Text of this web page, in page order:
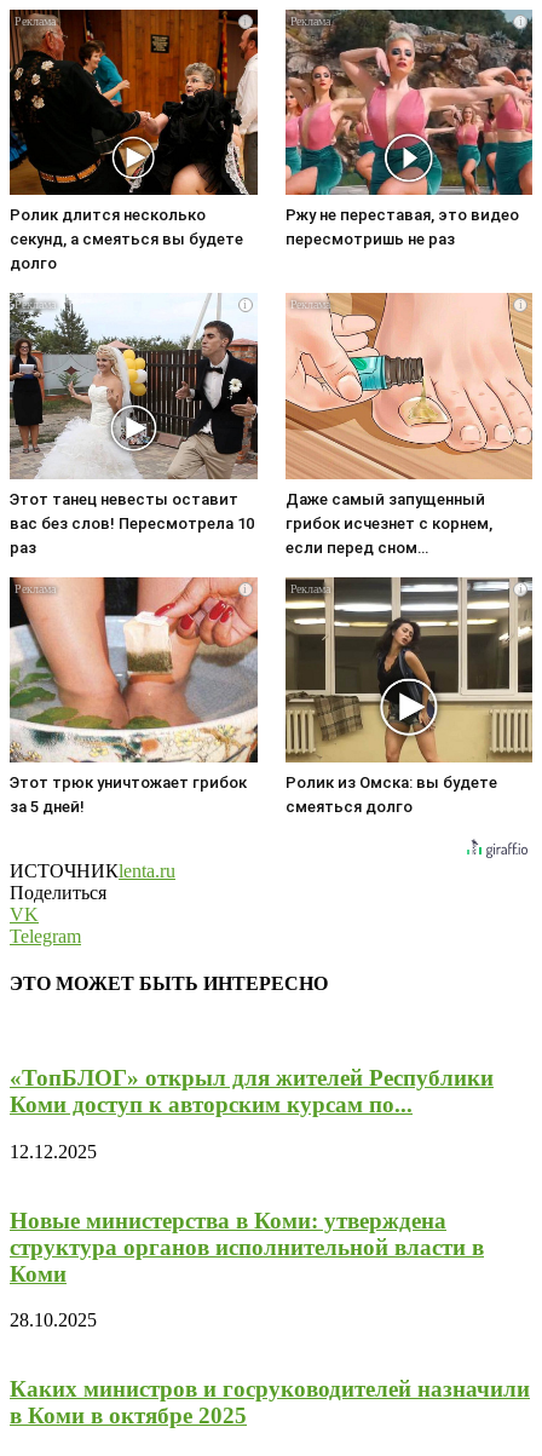
i
Ролик длится несколько
секунд, а смеяться вы будете
долго
i
Ржу не переставая, это видео
пересмотришь не раз
i
Этот танец невесты оставит
вас без слов! Пересмотрела 10
раз
i
Даже самый запущенный
грибок исчезнет с корнем,
если перед сном…
i
Этот трюк уничтожает грибок
за 5 дней!
i
Ролик из Омска: вы будете
смеяться долго
ИСТОЧНИКlenta.ru
Поделиться
VK
Telegram
ЭТО МОЖЕТ БЫТЬ ИНТЕРЕСНО
«ТопБЛОГ» открыл для жителей Республики
Коми доступ к авторским курсам по...
12.12.2025
Новые министерства в Коми: утверждена
структура органов исполнительной власти в
Коми
28.10.2025
Каких министров и госруководителей назначили
в Коми в октябре 2025